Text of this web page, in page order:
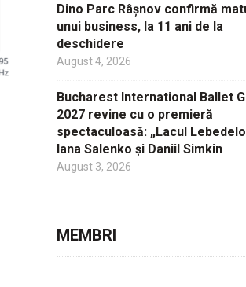
Dino Parc Râșnov confirmă
unui business, la 11 ani de la
deschidere
August 4, 2026
Bucharest International Ballet
2027 revine cu o premieră
spectaculoasă: „Lacul
Iana Salenko și Daniil Simkin
August 3, 2026
MEMBRI